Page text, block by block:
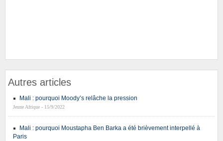
Autres articles
Mali : pourquoi Moody’s relâche la pression
Jeune Afrique - 15/9/2022
Mali : pourquoi Moustapha Ben Barka a été brièvement interpellé à
Paris